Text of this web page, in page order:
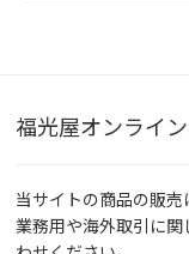
福光屋オンライ
当サイトの商品の販売
業務用や海外取引に